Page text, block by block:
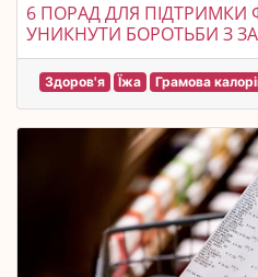
6 ПОРАД ДЛЯ
УНИКНУТИ БОРОТЬБИ З
Здоров'я Їжа Грамова